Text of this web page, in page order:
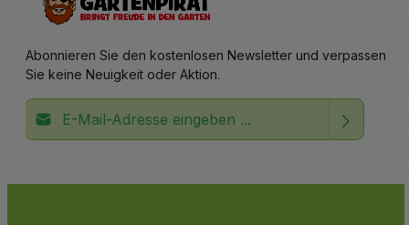
Abonnieren Sie den kostenlosen Newsletter und verpassen
Sie keine Neuigkeit oder Aktion.
E-Mail-Adresse*